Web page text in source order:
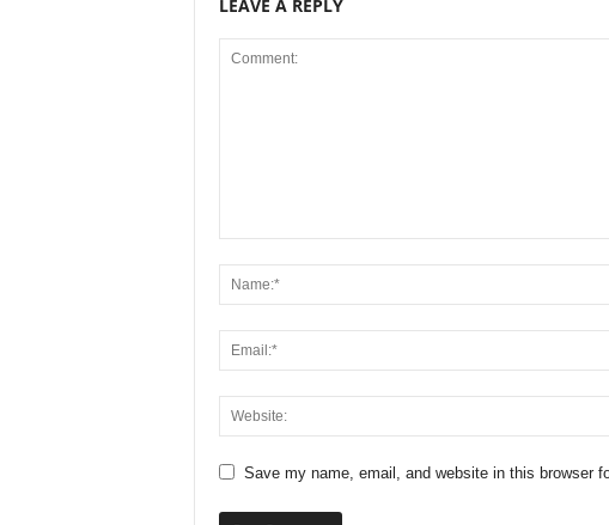
LEAVE A REPLY
Save my name, email, and website in this browser